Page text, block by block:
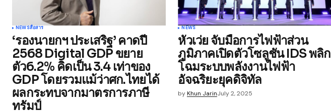
Your E-mail*
Save my name, email, and website in
this browser for the next time I
comment.
Submit Comment
NEWSสื่อสาร
‘รองนายกฯ ประเสริฐ’ คาดปี
2568 Digital GDP ขยาย
ตัว6.2% คิดเป็น 3.4 เท่าของ
GDP โดยรวมแม้ว่าศก.ไทยได้
ผลกระทบจากมาตรการภาษี
ทรัมป์
NEWS
หัวเว่ย จับมือการไฟฟ้าส่วน
ภูมิภาคเปิดตัวโซลูชัน IDS พลิก
โฉมระบบพลังงานไฟฟ้า
อัจฉริยะยุคดิจิทัล
by Khun JarinJuly 2, 2025